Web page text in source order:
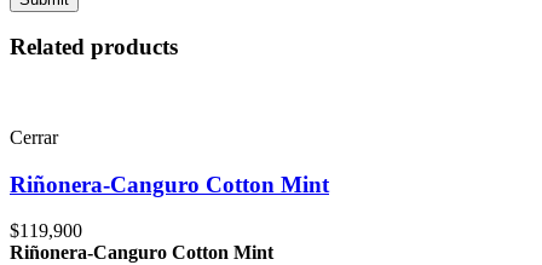
Related products
Cerrar
Riñonera-Canguro Cotton Mint
$119,900
Riñonera-Canguro Cotton Mint